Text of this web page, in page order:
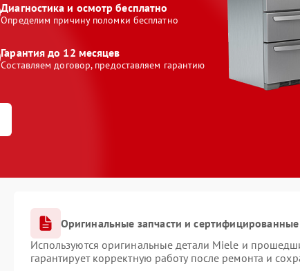
Диагностика и осмотр бесплатно
Определим причину поломки бесплатно
Гарантия до 12 месяцев
Составляем договор, предоставляем гарантию
Оригинальные запчасти и сертифицированные
Используются оригинальные детали Miele и
гарантирует корректную работу после ремонта и